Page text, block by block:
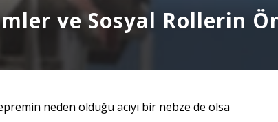
ve Sosyal Rollerin
neden olduğu acıyı bir nebze de olsa